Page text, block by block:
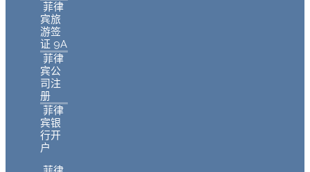
菲律
宾旅
游签
证 9A
菲律
宾公
司注
册
菲律
宾银
行开
户